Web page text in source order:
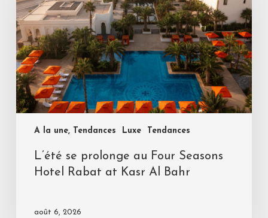
A la une, Tendances Luxe Tendances
L’été se prolonge au Four Seasons
Hotel Rabat at Kasr Al Bahr
août 6, 2026